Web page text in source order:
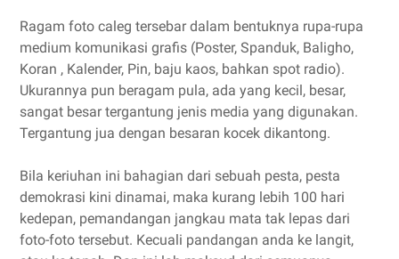
Ragam foto caleg tersebar dalam bentuknya rupa-rupa
medium komunikasi grafis (Poster, Spanduk, Baligho,
Koran , Kalender, Pin, baju kaos, bahkan spot radio).
Ukurannya pun beragam pula, ada yang kecil, besar,
sangat besar tergantung jenis media yang digunakan.
Tergantung jua dengan besaran kocek dikantong.
Bila keriuhan ini bahagian dari sebuah pesta, pesta
demokrasi kini dinamai, maka kurang lebih 100 hari
kedepan, pemandangan jangkau mata tak lepas dari
foto-foto tersebut. Kecuali pandangan anda ke langit,